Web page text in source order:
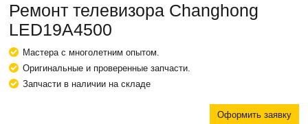
Ремонт телевизора Changhong
LED19A4500
Мастера с многолетним опытом.
Оригинальные и проверенные запчасти.
Запчасти в наличии на складе
Оформить заявку